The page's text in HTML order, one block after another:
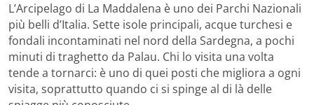
L’Arcipelago di La Maddalena è uno dei Parchi Nazionali
più belli d’Italia. Sette isole principali, acque turchesi e
fondali incontaminati nel nord della Sardegna, a pochi
minuti di traghetto da Palau. Chi lo visita una volta
tende a tornarci: è uno di quei posti che migliora a ogni
visita, soprattutto quando ci si spinge al di là delle